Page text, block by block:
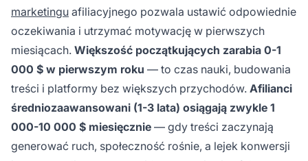
marketingu afiliacyjnego pozwala ustawić odpowiednie
oczekiwania i utrzymać motywację w pierwszych
miesiącach. Większość początkujących zarabia 0-1
000 $ w pierwszym roku — to czas nauki, budowania
treści i platformy bez większych przychodów. Afilianci
średniozaawansowani (1-3 lata) osiągają zwykle 1
000-10 000 $ miesięcznie — gdy treści zaczynają
generować ruch, społeczność rośnie, a lejek konwersji